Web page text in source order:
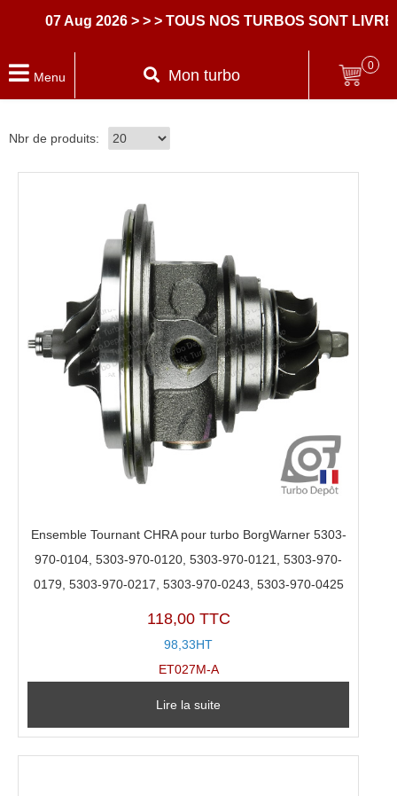
07 Aug 2026 > > > TOUS NOS TURBOS SONT LIVRES
Menu Mon turbo
0
Nbr de produits:
Ensemble Tournant CHRA pour turbo BorgWarner 5303-
970-0104, 5303-970-0120, 5303-970-0121, 5303-970-
0179, 5303-970-0217, 5303-970-0243, 5303-970-0425
118,00 TTC
98,33HT
ET027M-A
Lire la suite